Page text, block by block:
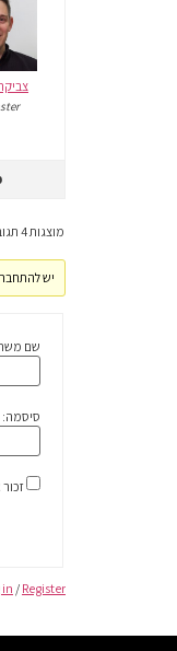
מוצגות 4 תגובות – 1 עד 4 (מתוך 4 סה״כ)
יש
שם
סיסמה:
זכור
in / Register